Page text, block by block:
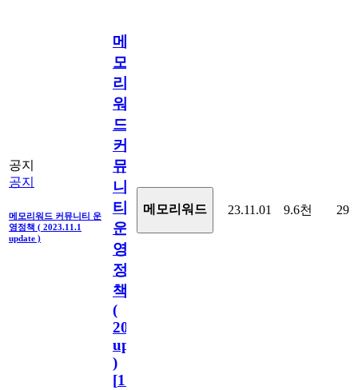
공지
공지
메모리워드 커뮤니티 운
영정책 ( 2023.11.1
update )
메
모
리
워
드
커
뮤
니
티
운
영
정
책
(
2023.11.1
update
)
[110
메모리워드 23.11.01 9.6천 29